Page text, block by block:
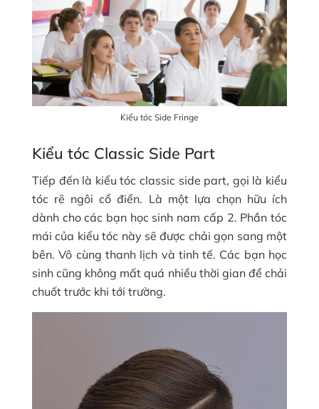
Kiểu tóc Side Fringe
Kiểu tóc Classic Side Part
Tiếp đến là kiểu tóc classic side part, gọi là kiểu
tóc rẽ ngôi cổ điển. Là một lựa chọn hữu ích
dành cho các bạn học sinh nam cấp 2. Phần tóc
mái của kiểu tóc này sẽ được chải gọn sang một
bên. Vô cùng thanh lịch và tinh tế. Các bạn học
sinh cũng không mất quá nhiều thời gian để chải
chuốt trước khi tới trường.